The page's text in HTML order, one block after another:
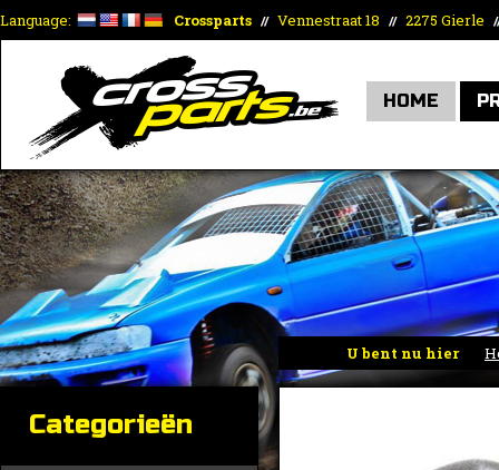
Language: Crossparts // Vennestraat 18 // 2275 Gierle
HOME
U bent nu hier
Categorieën